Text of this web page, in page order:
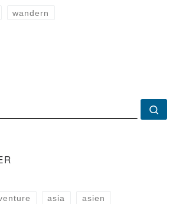
wandern
asia asien